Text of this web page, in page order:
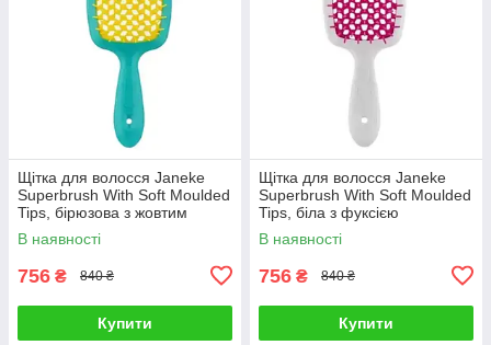
Щітка для волосся Janeke
Superbrush With Soft Moulded
Tips, бірюзова з жовтим
(86SP226 TSE)
В наявності
756 ₴ 840 ₴
Купити
Щітка для волосся Janeke
Superbrush With Soft Moulded
Tips, біла з фуксією
(SP226BIA FUX)
В наявності
756 ₴ 840 ₴
Купити